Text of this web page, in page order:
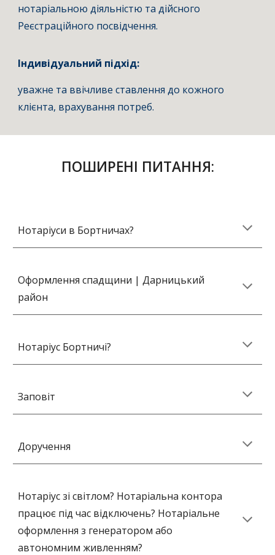
нотаріальною діяльністю та дійсного
Реєстраційного посвідчення.
Індивідуальний підхід:
уважне та ввічливе ставлення до кожного
клієнта, врахування потреб.
ПОШИРЕНІ ПИТАННЯ:
Нотаріуси в Бортничах?
Оформлення спадщини | Дарницький
район
Нотаріус Бортничі?
Заповіт
Доручення
Нотаріус зі світлом? Нотаріальна контора
працює під час відключень? Нотаріальне
оформлення з генератором або
автономним живленням?